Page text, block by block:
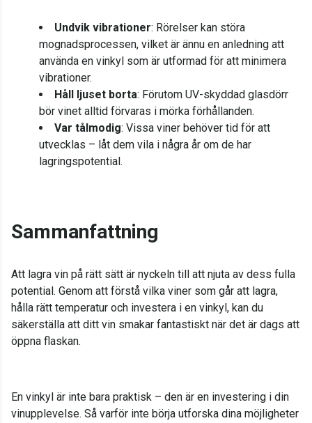
Undvik vibrationer: Rörelser kan störa
mognadsprocessen, vilket är ännu en anledning att
använda en vinkyl som är utformad för att minimera
vibrationer.
Håll ljuset borta: Förutom UV-skyddad glasdörr
bör vinet alltid förvaras i mörka förhållanden.
Var tålmodig: Vissa viner behöver tid för att
utvecklas – låt dem vila i några år om de har
lagringspotential.
Sammanfattning
Att lagra vin på rätt sätt är nyckeln till att njuta av dess fulla
potential. Genom att förstå vilka viner som går att lagra,
hålla rätt temperatur och investera i en vinkyl, kan du
säkerställa att ditt vin smakar fantastiskt när det är dags att
öppna flaskan.
En vinkyl är inte bara praktisk – den är en investering i din
vinupplevelse. Så varför inte börja utforska dina möjligheter